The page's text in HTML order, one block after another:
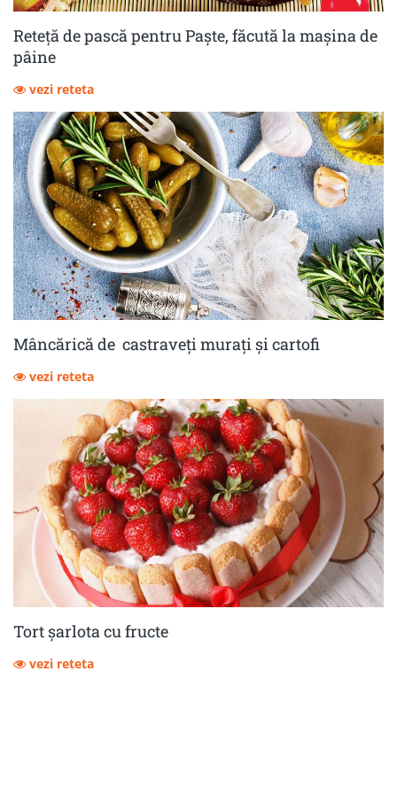
Reteță de pască pentru Paște, făcută la mașina de
pâine
vezi reteta
Mâncărică de castraveţi muraţi şi cartofi
vezi reteta
Tort șarlota cu fructe
vezi reteta